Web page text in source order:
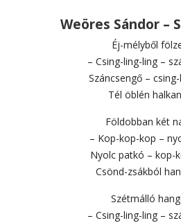
Weöres Sándor –
Éj-mélyből
– Csing-ling-ling –
Száncsengő –
Tél öblén
Földobban két
– Kop-kop-kop –
Nyolc patkó – kop-
Csönd-zsákból
Szétmálló
– Csing-ling-ling –